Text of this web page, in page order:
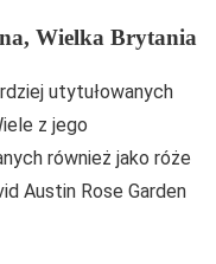
Wielka Brytania
utytułowanych
z jego
również jako róże
Austin Rose Garden